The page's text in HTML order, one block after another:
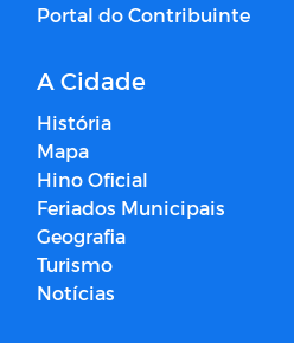
Portal do Contribuinte
A Cidade
História
Mapa
Hino Oficial
Feriados Municipais
Geografia
Turismo
Notícias